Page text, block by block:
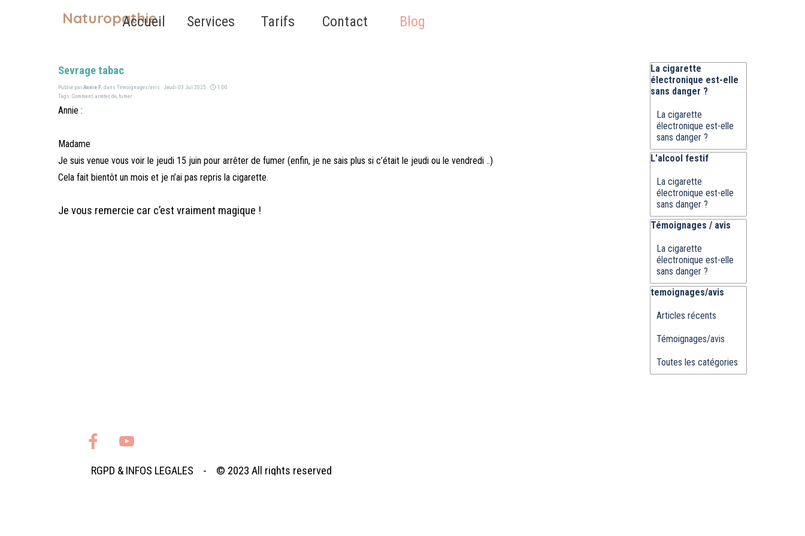
Naturopathie Sauter le menu
Accueil Services ▼
Tarifs ▼
Contact ▼
Blog
Sevrage tabac
Publié parAnnie F. dans Témoignages/avis · Jeudi 03 Jul 2025 ·
1:00
Tags:Comment arrêter de fumer
Annie :
Madame
Je suis venue vous voir le jeudi 15 juin pour arrêter de fumer (enfin, je ne sais plus si c’était le jeudi ou le vendredi ..)
Cela fait bientôt un mois et je n’ai pas repris la cigarette.
Je vous remercie car c’est vraiment magique !
Sauter le bloc La cigarette
La cigarette
électronique est-elle
sans danger ?
La cigarette
électronique est-elle
sans danger ?
Sauter le bloc L'alcool festif
L'alcool festif
La cigarette
électronique est-elle
sans danger ?
Sauter le bloc Témoignages / avis
Témoignages / avis
La cigarette
électronique est-elle
sans danger ?
Sauter le bloc temoignages/avis
temoignages/avis
Articles récents
Témoignages/avis
Toutes les catégories
RGPD & INFOS LEGALES - © 2023 All rights reserved